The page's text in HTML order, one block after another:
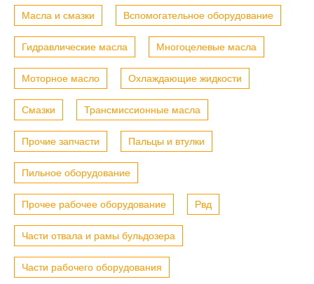
Масла и смазки Вспомогательное оборудование
Гидравлические масла Многоцелевые масла
Моторное масло Охлаждающие жидкости
Смазки Трансмиссионные масла
Прочие запчасти Пальцы и втулки
Пильное оборудование
Прочее рабочее оборудование Рвд
Части отвала и рамы бульдозера
Части рабочего оборудования